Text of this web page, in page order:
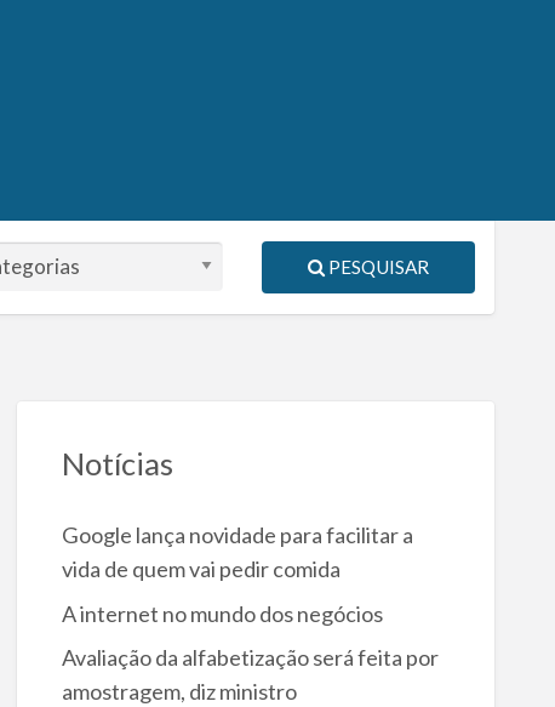
PESQUISAR
Notícias
Google lança novidade para facilitar a
vida de quem vai pedir comida
A internet no mundo dos negócios
Avaliação da alfabetização será feita por
amostragem, diz ministro